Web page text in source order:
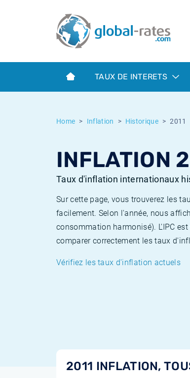
TAUX DE INTERETS
Home Inflation Historique 2011
INFLATION
Taux d'inflation internationaux
Sur cette page, vous trouverez les
facilement. Selon l'année, nous
consommation harmonisé). L'IPC
comparer correctement les taux
Vérifiez les taux d'inflation actuels
2011 INFLATION,
Term SOFR
Qu'est-ce que l'inflation IPC?
Qu'est-ce que l'inflation IPCH?
Taux Euribor historiques
Taux ESTER historiques
Taux d'inflation historiques
Calculateur d’inflation